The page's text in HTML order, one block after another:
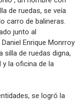
de ruedas, se veía
carro de balineras.
junto al
Enrique Monrroy
silla de ruedas digna,
y la oficina de la
se logró la